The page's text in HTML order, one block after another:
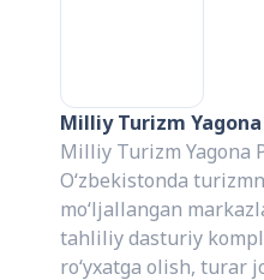
Milliy Turizm
Milliy Turizm Yagona
O‘zbekistonda
mo‘ljallangan
tahliliy dasturiy
ro‘yxatga olish, turar